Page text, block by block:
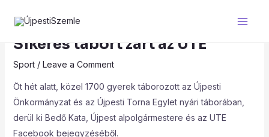
Sikeres tábort zárt az UTE
Sport/ Leave a Comment
Öt hét alatt, közel 1700 gyerek táborozott az Újpesti
Önkormányzat és az Újpesti Torna Egylet nyári táborában,
derül ki Bedő Kata, Újpest alpolgármestere és az UTE
Facebook bejegyzéséből.
navigation